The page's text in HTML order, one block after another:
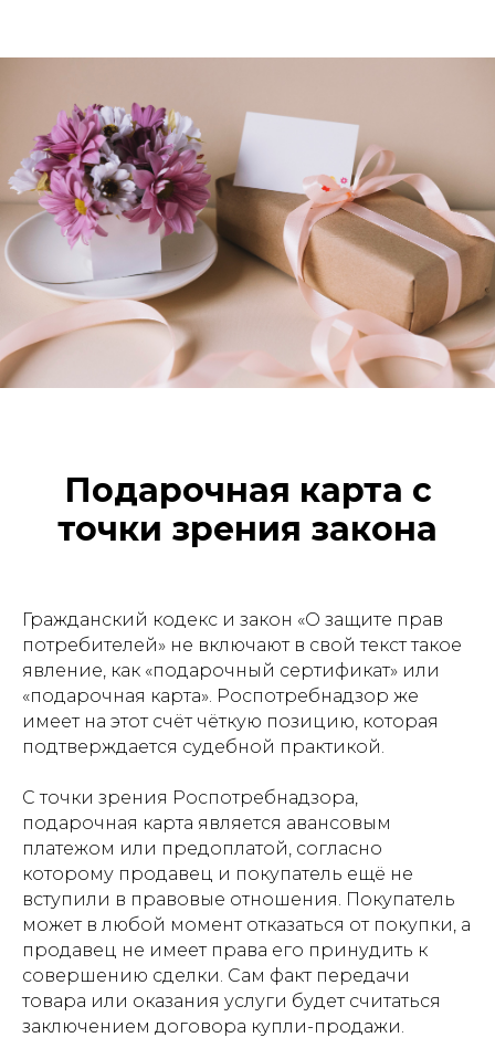
Подарочная карта с
точки зрения закона
Гражданский кодекс и закон «О защите прав
потребителей» не включают в свой текст такое
явление, как «подарочный сертификат» или
«подарочная карта». Роспотребнадзор же
имеет на этот счёт чёткую позицию, которая
подтверждается судебной практикой.
С точки зрения Роспотребнадзора,
подарочная карта является авансовым
платежом или предоплатой, согласно
которому продавец и покупатель ещё не
вступили в правовые отношения. Покупатель
может в любой момент отказаться от покупки, а
продавец не имеет права его принудить к
совершению сделки. Сам факт передачи
товара или оказания услуги будет считаться
заключением договора купли-продажи.